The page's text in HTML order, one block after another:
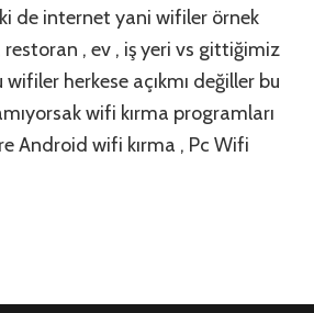
de internet yani wifiler örnek
, ev , iş yeri vs gittiğimiz
herkese açıkmı değiller bu
wifi kırma programları
Android wifi kırma , Pc Wifi